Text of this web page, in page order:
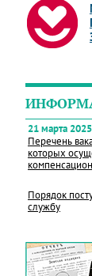
21 марта 2025
Перечень
которых
Порядок
службу